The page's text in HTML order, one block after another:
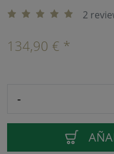
2
134,90 € *
-